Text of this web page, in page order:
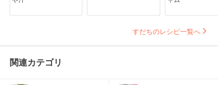
すだちのレシピ一覧へ
関連カテゴリ